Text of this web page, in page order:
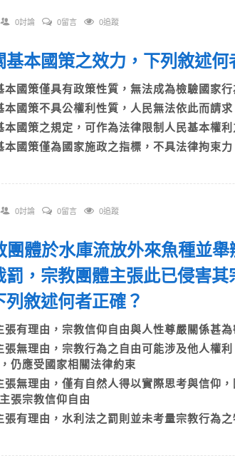
0討論 0留言 0追蹤
基本國策之效力，下列敘述
本國策僅具有政策性質，無法成為檢驗國家
本國策不具公權利性質，人民無法依此而請
本國策之規定，可作為法律限制人民基本權
本國策僅為國家施政之指標，不具法律拘束力
0討論 0留言 0追蹤
團體於水庫流放外來魚種並
罰，宗教團體主張此已侵害
列敘述何者正確？
張有理由，宗教信仰自由與人性尊嚴關係甚
張無理由，宗教行為之自由可能涉及他人權
仍應受國家相關法律約束
張無理由，僅有自然人得以實際思考與信仰
張宗教信仰自由
張有理由，水利法之罰則並未考量宗教行為